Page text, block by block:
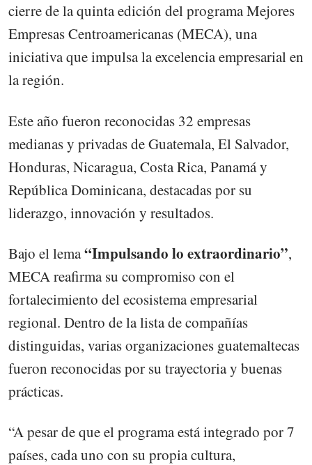
cierre de la quinta edición del programa Mejores
Empresas Centroamericanas (MECA), una
iniciativa que impulsa la excelencia empresarial en
la región.
Este año fueron reconocidas 32 empresas
medianas y privadas de Guatemala, El Salvador,
Honduras, Nicaragua, Costa Rica, Panamá y
República Dominicana, destacadas por su
liderazgo, innovación y resultados.
Bajo el lema“Impulsando lo extraordinario”,
MECA reafirma su compromiso con el
fortalecimiento del ecosistema empresarial
regional. Dentro de la lista de compañías
distinguidas, varias organizaciones guatemaltecas
fueron reconocidas por su trayectoria y buenas
prácticas.
“A pesar de que el programa está integrado por 7
países, cada uno con su propia cultura,